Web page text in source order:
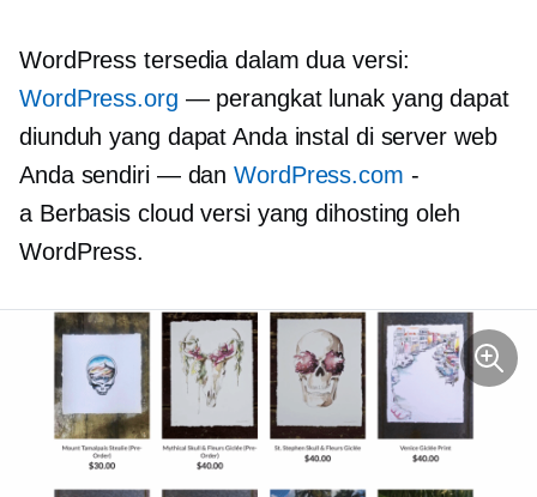
WordPress tersedia dalam dua versi:
WordPress.org — perangkat lunak yang dapat
diunduh yang dapat Anda instal di server web
Anda sendiri — danWordPress.com -
a Berbasis cloud versi yang dihosting oleh
WordPress.